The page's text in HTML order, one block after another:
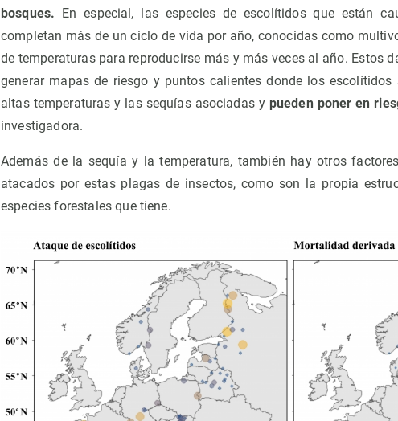
bosques. En especial, las especies de escolítidos que están
completan más de un ciclo de vida por año, conocidas como
de temperaturas para reproducirse más y más veces al año. Estos
generar mapas de riesgo y puntos calientes donde los
altas temperaturas y las sequías asociadas y pueden poner en
investigadora.
Además de la sequía y la temperatura, también hay otros
atacados por estas plagas de insectos, como son la propia
especies forestales que tiene.